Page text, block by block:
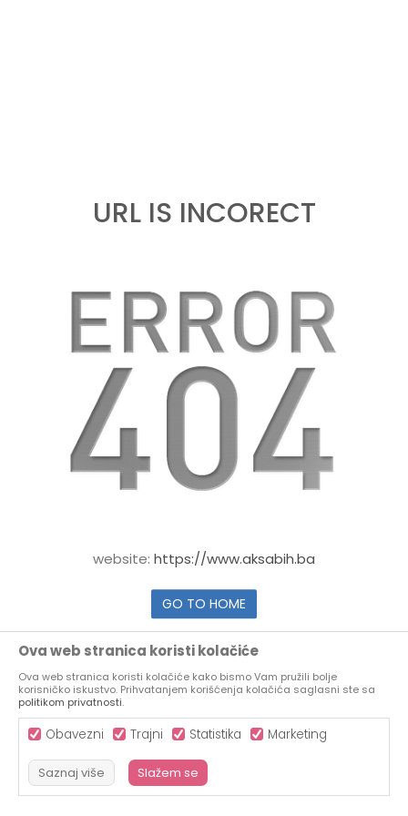
URL IS INCORECT
website: https://www.aksabih.ba
GO TO HOME
Ova web stranica koristi kolačiće
Ova web stranica koristi kolačiće kako bismo Vam pružili bolje
korisničko iskustvo. Prihvatanjem korišćenja kolačića saglasni ste sa
politikom privatnosti.
Obavezni Trajni Statistika Marketing
Saznaj više Slažem se